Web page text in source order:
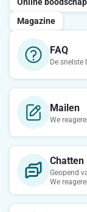
Magazine
FAQ
De snelste
Mailen
We
Chatten
Geopend
We